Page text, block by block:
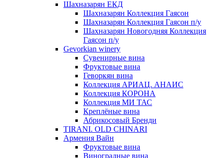
Шахназарян ЕКД
Шахназарян Коллекция Гаясон
Шахназарян Коллекция Гаясон п/у
Шахназарян Новогодняя Коллекция
Гаясон п/у
Gevorkian winery
Сувенирные вина
Фруктовые вина
Геворкян вина
Коллекция АРИАЦ. АНАИС
Коллекция КОРОНА
Коллекция МИ ТАС
Креплёные вина
Абрикосовый Бренди
TIRANI. OLD CHINARI
Армения Вайн
Фруктовые вина
Виноградные вина